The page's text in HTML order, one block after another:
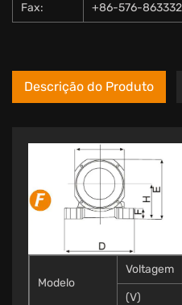
Fax: +86-576-
Descrição do Produto
Modelo
Voltagem
(V)